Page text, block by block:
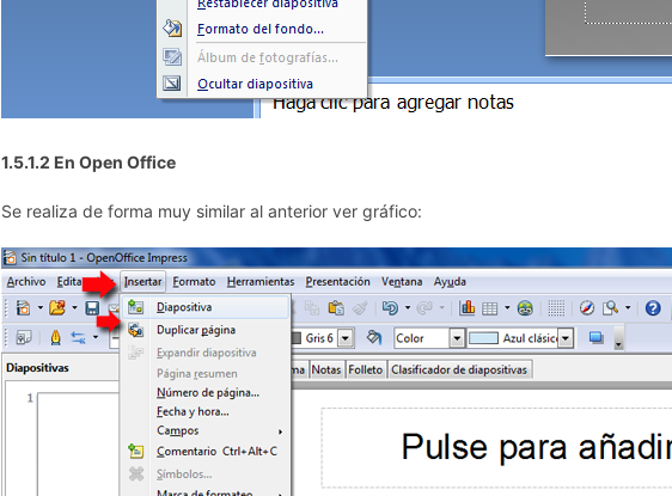
1.5.1.2 En Open Office
Se realiza de forma muy similar al anterior ver gráfico: